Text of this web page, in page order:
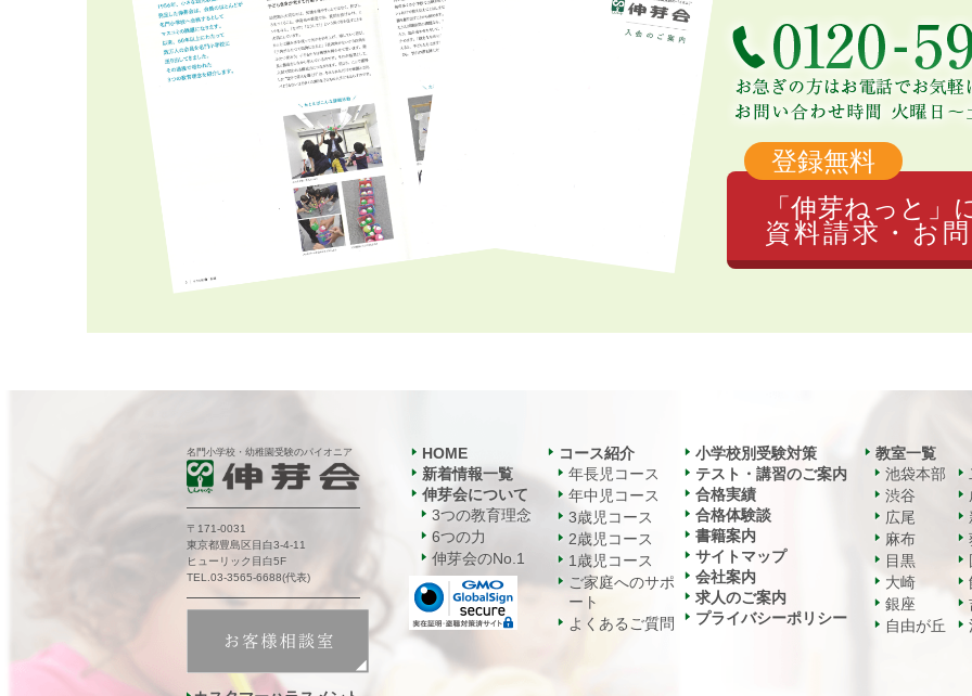
登録無料
「伸芽ねっと」
資料請求・お
名門小学校・幼稚園受験のパイオニア
〒171-0031
東京都豊島区目白3-4-11
ヒューリック目白5F
TEL.03-3565-6688(代表)
HOME
新着情報一覧
伸芽会について
3つの教育理念
6つの力
伸芽会のNo.1
コース紹介
年長児コース
年中児コース
3歳児コース
2歳児コース
1歳児コース
ご家庭へのサポ
ート
よくあるご質問
小学校別受験対策
テスト・講習のご案内
合格実績
合格体験談
書籍案内
サイトマップ
会社案内
求人のご案内
プライバシーポリシー
教室一覧
池袋本部
渋谷
広尾
麻布
目黒
大崎
銀座
自由が丘